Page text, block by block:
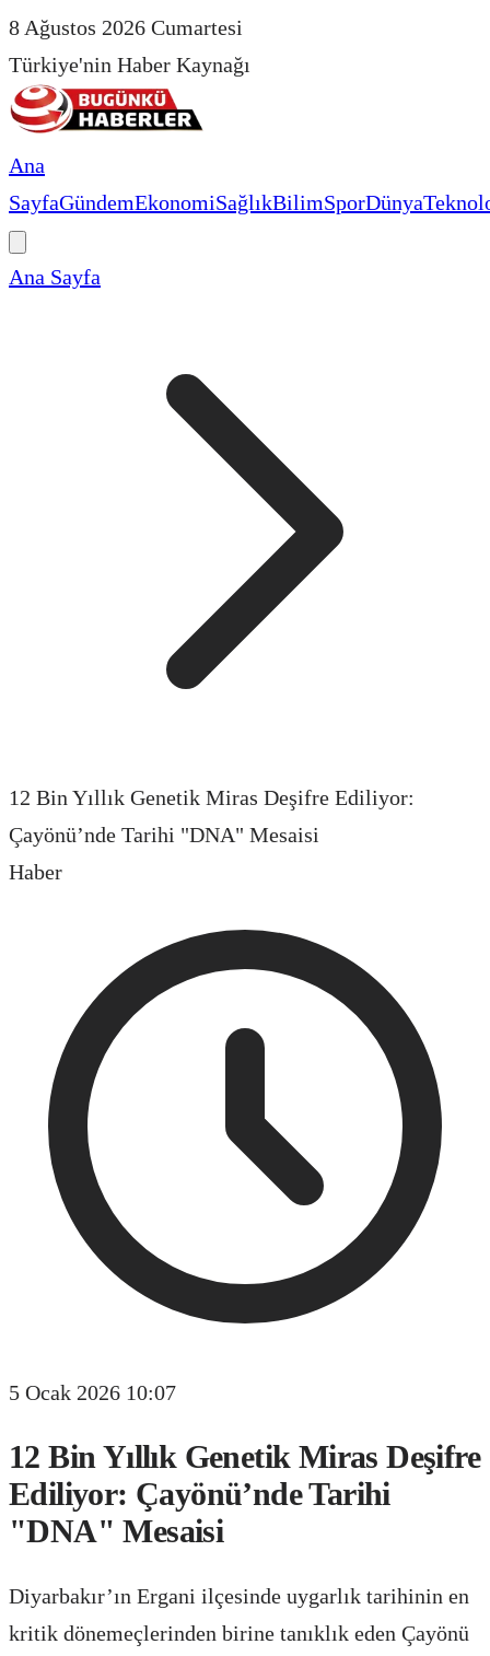
8 Ağustos 2026 Cumartesi
Türkiye'nin Haber Kaynağı
Ana
SayfaGündemEkonomiSağlıkBilimSporDünya
Ana Sayfa
12 Bin Yıllık Genetik Miras Deşifre Ediliyor:
Çayönü’nde Tarihi "DNA" Mesaisi
Haber
5 Ocak 2026 10:07
12 Bin Yıllık Genetik Miras Deşifre
Ediliyor: Çayönü’nde Tarihi
"DNA" Mesaisi
Diyarbakır’ın Ergani ilçesinde uygarlık tarihinin en
kritik dönemeçlerinden birine tanıklık eden Çayönü